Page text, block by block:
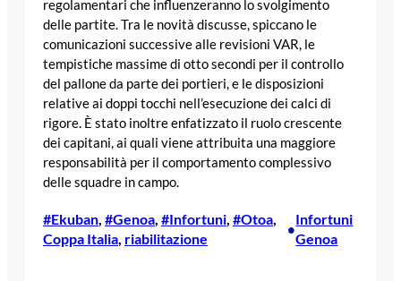
regolamentari che influenzeranno lo svolgimento
delle partite. Tra le novità discusse, spiccano le
comunicazioni successive alle revisioni VAR, le
tempistiche massime di otto secondi per il controllo
del pallone da parte dei portieri, e le disposizioni
relative ai doppi tocchi nell’esecuzione dei calci di
rigore. È stato inoltre enfatizzato il ruolo crescente
dei capitani, ai quali viene attribuita una maggiore
responsabilità per il comportamento complessivo
delle squadre in campo.
#Ekuban #Genoa #Infortuni #Otoa
Coppa Italia riabilitazione
•
Infortuni
Genoa